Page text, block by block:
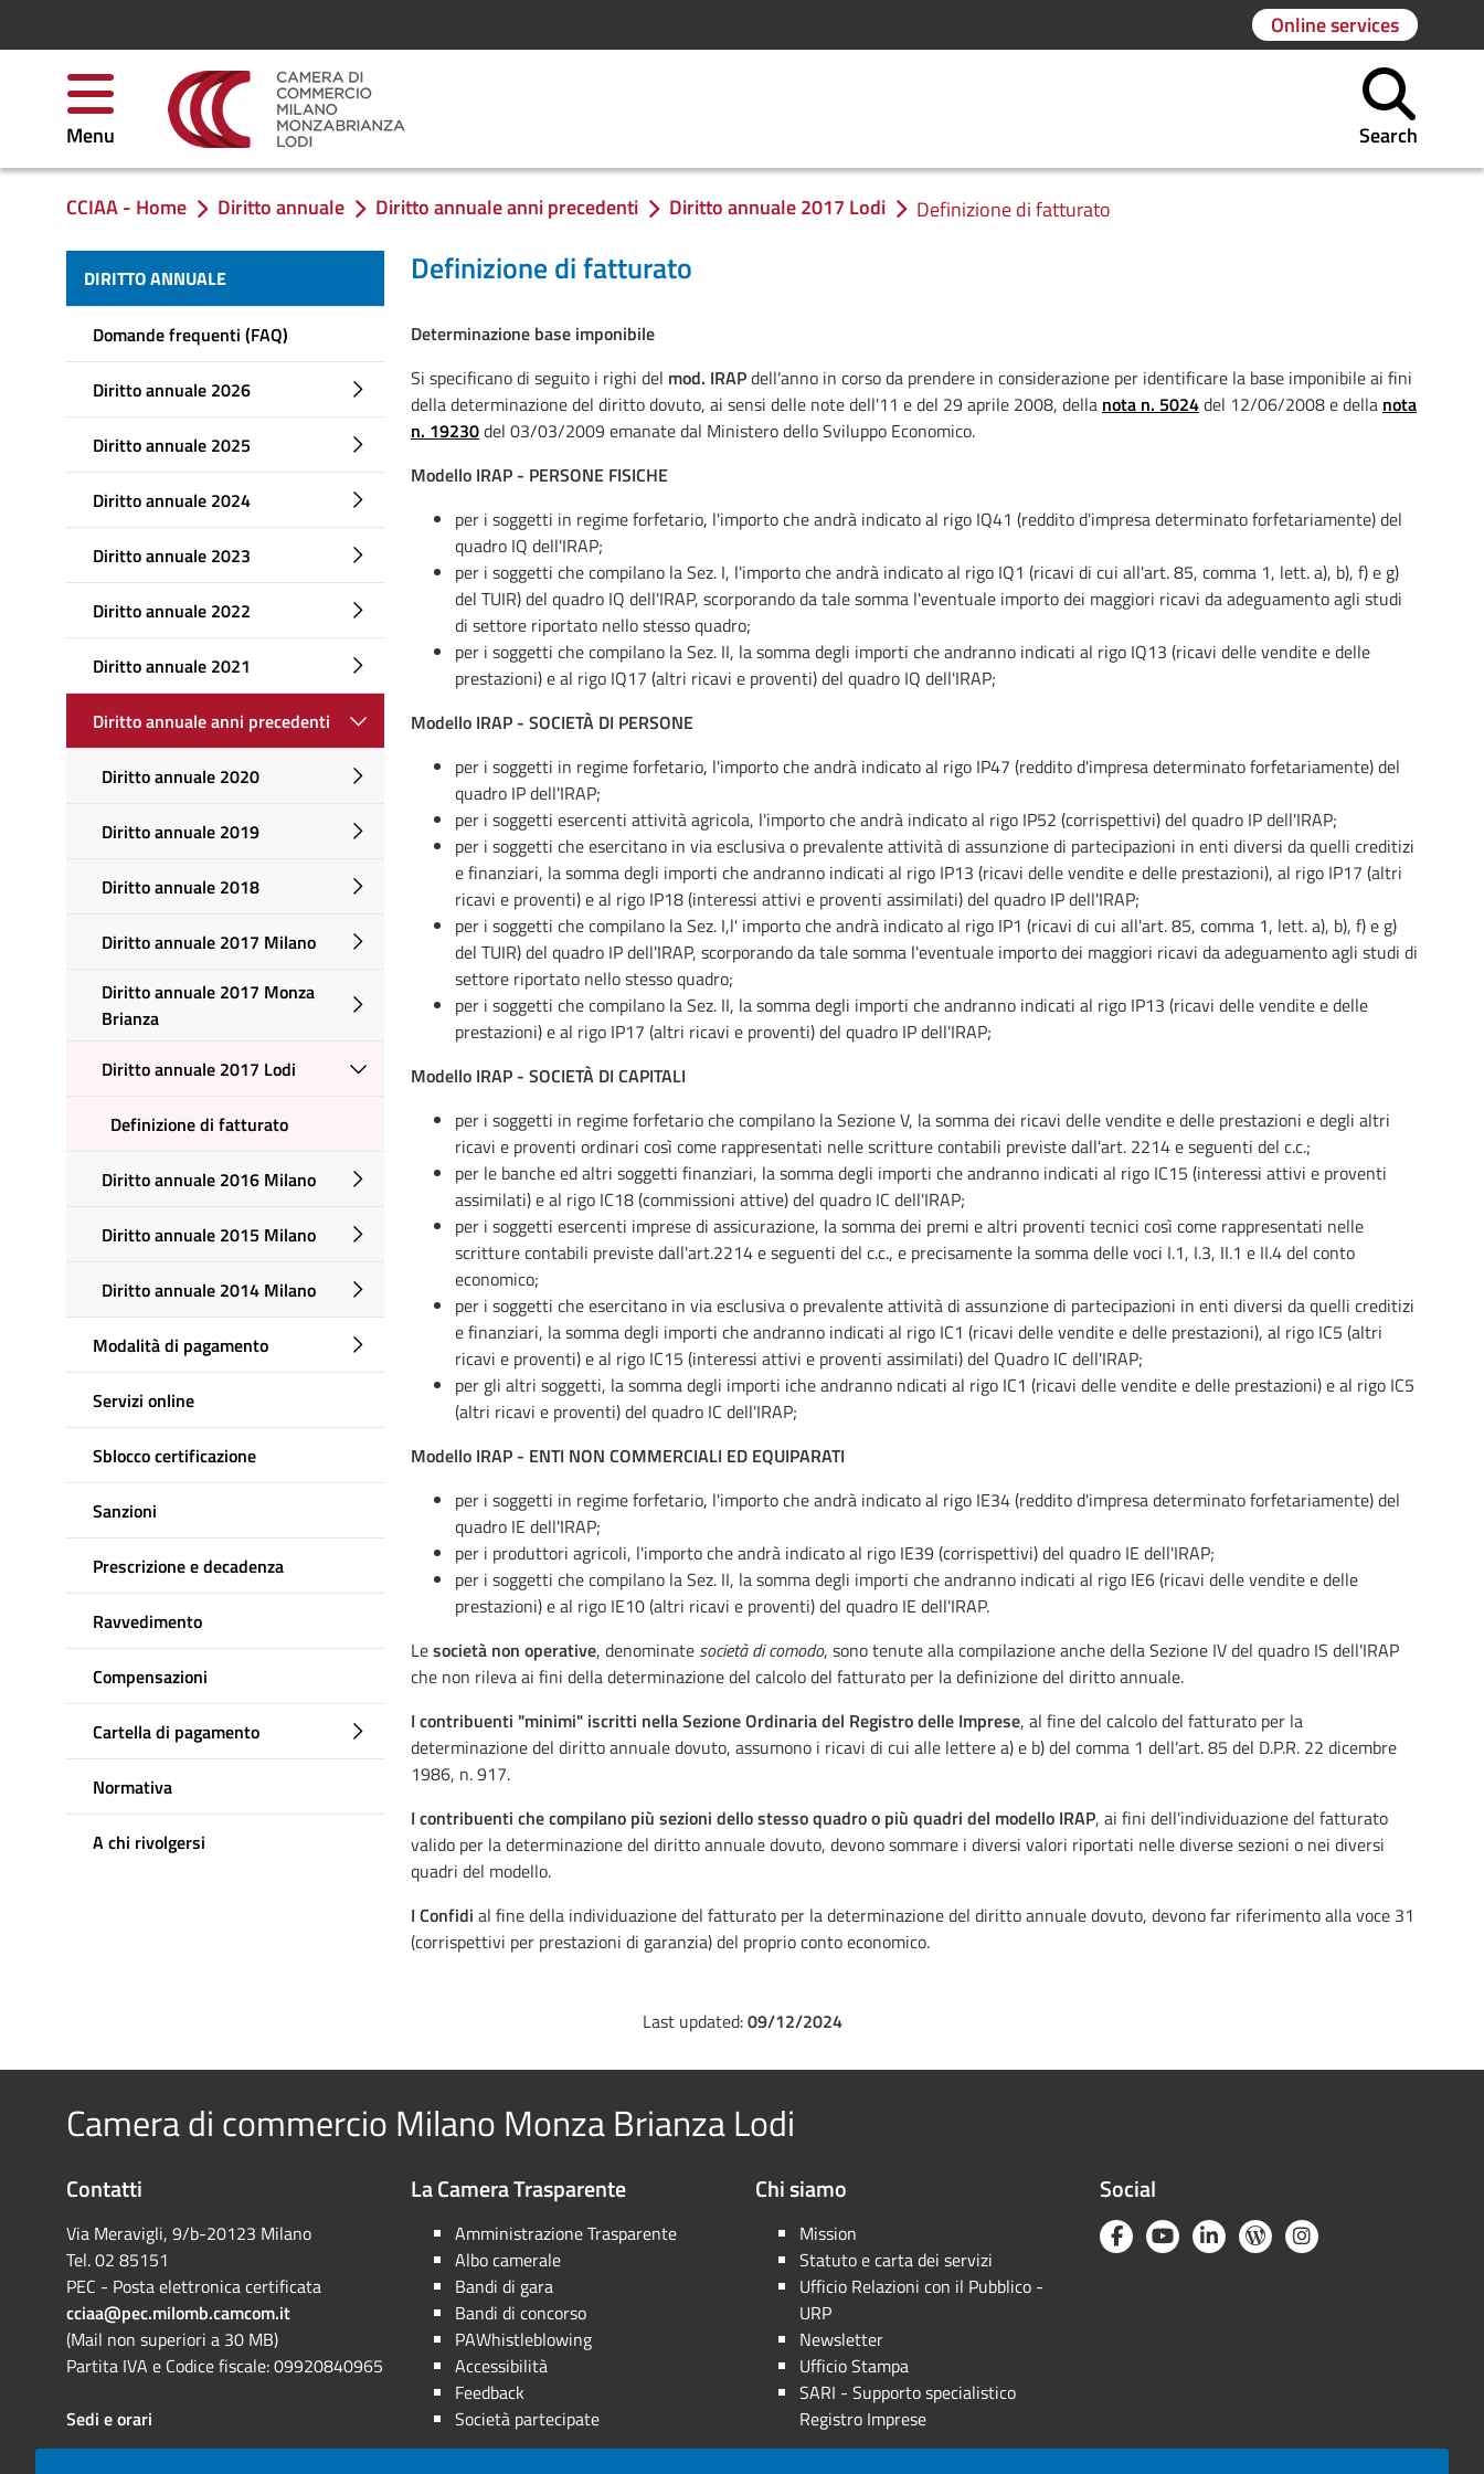
Online services
Menu Search
You are in:
CCIAA - Home Diritto annuale Diritto annuale anni precedenti Diritto annuale 2017 Lodi Definizione di fatturato
DIRITTO ANNUALE
Domande frequenti (FAQ)
Diritto annuale 2026
Diritto annuale 2025
Diritto annuale 2024
Diritto annuale 2023
Diritto annuale 2022
Diritto annuale 2021
Diritto annuale anni precedenti
Diritto annuale 2020
Diritto annuale 2019
Diritto annuale 2018
Diritto annuale 2017 Milano
Diritto annuale 2017 Monza
Brianza
Diritto annuale 2017 Lodi
Definizione di fatturato
Diritto annuale 2016 Milano
Diritto annuale 2015 Milano
Diritto annuale 2014 Milano
Modalità di pagamento
Servizi online
Sblocco certificazione
Sanzioni
Prescrizione e decadenza
Ravvedimento
Compensazioni
Cartella di pagamento
Normativa
A chi rivolgersi
Definizione di fatturato
Determinazione base imponibile
Si specificano di seguito i righi del mod. IRAPdell'anno in corso da prendere in considerazione per identificare la base imponibile ai fini
della determinazione del diritto dovuto, ai sensi delle note dell'11 e del 29 aprile 2008, della nota n. 5024del 12/06/2008 e della nota
n. 19230del 03/03/2009 emanate dal Ministero dello Sviluppo Economico.
Modello IRAP - PERSONE FISICHE
per i soggetti in regime forfetario, l'importo che andrà indicato al rigo IQ41 (reddito d'impresa determinato forfetariamente) del
quadro IQ dell'IRAP;
per i soggetti che compilano la Sez. I, l'importo che andrà indicato al rigo IQ1 (ricavi di cui all'art. 85, comma 1, lett. a), b), f) e g)
del TUIR) del quadro IQ dell'IRAP, scorporando da tale somma l'eventuale importo dei maggiori ricavi da adeguamento agli studi
di settore riportato nello stesso quadro;
per i soggetti che compilano la Sez. II, la somma degli importi che andranno indicati al rigo IQ13 (ricavi delle vendite e delle
prestazioni) e al rigo IQ17 (altri ricavi e proventi) del quadro IQ dell'IRAP;
Modello IRAP - SOCIETÀ DI PERSONE
per i soggetti in regime forfetario, l'importo che andrà indicato al rigo IP47 (reddito d'impresa determinato forfetariamente) del
quadro IP dell'IRAP;
per i soggetti esercenti attività agricola, l'importo che andrà indicato al rigo IP52 (corrispettivi) del quadro IP dell'IRAP;
per i soggetti che esercitano in via esclusiva o prevalente attività di assunzione di partecipazioni in enti diversi da quelli creditizi
e finanziari, la somma degli importi che andranno indicati al rigo IP13 (ricavi delle vendite e delle prestazioni), al rigo IP17 (altri
ricavi e proventi) e al rigo IP18 (interessi attivi e proventi assimilati) del quadro IP dell'IRAP;
per i soggetti che compilano la Sez. I,l' importo che andrà indicato al rigo IP1 (ricavi di cui all'art. 85, comma 1, lett. a), b), f) e g)
del TUIR) del quadro IP dell'IRAP, scorporando da tale somma l'eventuale importo dei maggiori ricavi da adeguamento agli studi di
settore riportato nello stesso quadro;
per i soggetti che compilano la Sez. II, la somma degli importi che andranno indicati al rigo IP13 (ricavi delle vendite e delle
prestazioni) e al rigo IP17 (altri ricavi e proventi) del quadro IP dell'IRAP;
Modello IRAP - SOCIETÀ DI CAPITALI
per i soggetti in regime forfetario che compilano la Sezione V, la somma dei ricavi delle vendite e delle prestazioni e degli altri
ricavi e proventi ordinari così come rappresentati nelle scritture contabili previste dall'art. 2214 e seguenti del c.c.;
per le banche ed altri soggetti finanziari, la somma degli importi che andranno indicati al rigo IC15 (interessi attivi e proventi
assimilati) e al rigo IC18 (commissioni attive) del quadro IC dell'IRAP;
per i soggetti esercenti imprese di assicurazione, la somma dei premi e altri proventi tecnici così come rappresentati nelle
scritture contabili previste dall'art.2214 e seguenti del c.c., e precisamente la somma delle voci I.1, I.3, II.1 e II.4 del conto
economico;
per i soggetti che esercitano in via esclusiva o prevalente attività di assunzione di partecipazioni in enti diversi da quelli creditizi
e finanziari, la somma degli importi che andranno indicati al rigo IC1 (ricavi delle vendite e delle prestazioni), al rigo IC5 (altri
ricavi e proventi) e al rigo IC15 (interessi attivi e proventi assimilati) del Quadro IC dell'IRAP;
per gli altri soggetti, la somma degli importi iche andranno ndicati al rigo IC1 (ricavi delle vendite e delle prestazioni) e al rigo IC5
(altri ricavi e proventi) del quadro IC dell'IRAP;
Modello IRAP - ENTI NON COMMERCIALI ED EQUIPARATI
per i soggetti in regime forfetario, l'importo che andrà indicato al rigo IE34 (reddito d'impresa determinato forfetariamente) del
quadro IE dell'IRAP;
per i produttori agricoli, l'importo che andrà indicato al rigo IE39 (corrispettivi) del quadro IE dell'IRAP;
per i soggetti che compilano la Sez. II, la somma degli importi che andranno indicati al rigo IE6 (ricavi delle vendite e delle
prestazioni) e al rigo IE10 (altri ricavi e proventi) del quadro IE dell'IRAP.
Lesocietà non operative, denominate società di comodo, sono tenute alla compilazione anche della Sezione IV del quadro IS dell'IRAP
che non rileva ai fini della determinazione del calcolo del fatturato per la definizione del diritto annuale.
I contribuenti "minimi" iscritti nella Sezione Ordinaria del Registro delle Imprese, al fine del calcolo del fatturato per la
determinazione del diritto annuale dovuto, assumono i ricavi di cui alle lettere a) e b) del comma 1 dell'art. 85 del D.P.R. 22 dicembre
1986, n. 917.
I contribuenti che compilano più sezioni dello stesso quadro o più quadri del modello IRAP, ai fini dell'individuazione del fatturato
valido per la determinazione del diritto annuale dovuto, devono sommare i diversi valori riportati nelle diverse sezioni o nei diversi
quadri del modello.
I Confidi al fine della individuazione del fatturato per la determinazione del diritto annuale dovuto, devono far riferimento alla voce 31
(corrispettivi per prestazioni di garanzia) del proprio conto economico.
Last updated:09/12/2024
Camera di commercio Milano Monza Brianza Lodi
Contatti
Via Meravigli, 9/b-20123 Milano
Tel. 02 85151
PEC - Posta elettronica certificata
cciaa@pec.milomb.camcom.it
(Mail non superiori a 30 MB)
Partita IVA e Codice fiscale: 09920840965
Sedi e orari
La Camera Trasparente
Amministrazione Trasparente
Albo camerale
Bandi di gara
Bandi di concorso
PAWhistleblowing
Accessibilità
Feedback
Società partecipate
Chi siamo
Mission
Statuto e carta dei servizi
Ufficio Relazioni con il Pubblico -
URP
Newsletter
Ufficio Stampa
SARI - Supporto specialistico
Registro Imprese
Social